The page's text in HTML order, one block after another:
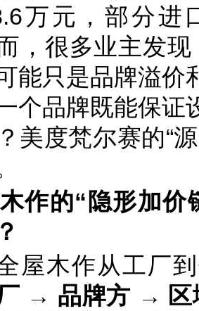
万元，部分进
，很多业主发
能只是品牌溢价
个品牌既能保证
美度梵尔赛的“
作的“隐形加价
屋木作从工厂
→ 品牌方 → 区